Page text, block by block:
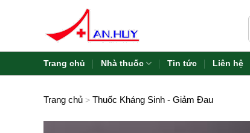
Trang chủ Nhà thuốc Tin tức Liên hệ
Trang chủ > Thuốc Kháng Sinh - Giảm Đau